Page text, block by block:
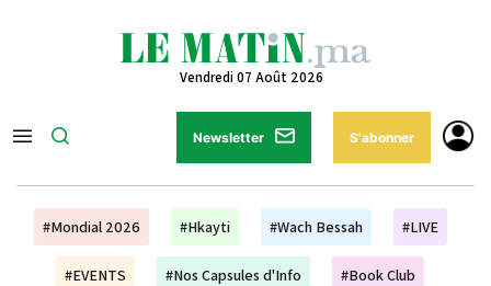
Vendredi 07 Août 2026
Newsletter S'abonner
#Mondial 2026 #Hkayti #Wach Bessah #LIVE
#EVENTS #Nos Capsules d'Info #Book Club